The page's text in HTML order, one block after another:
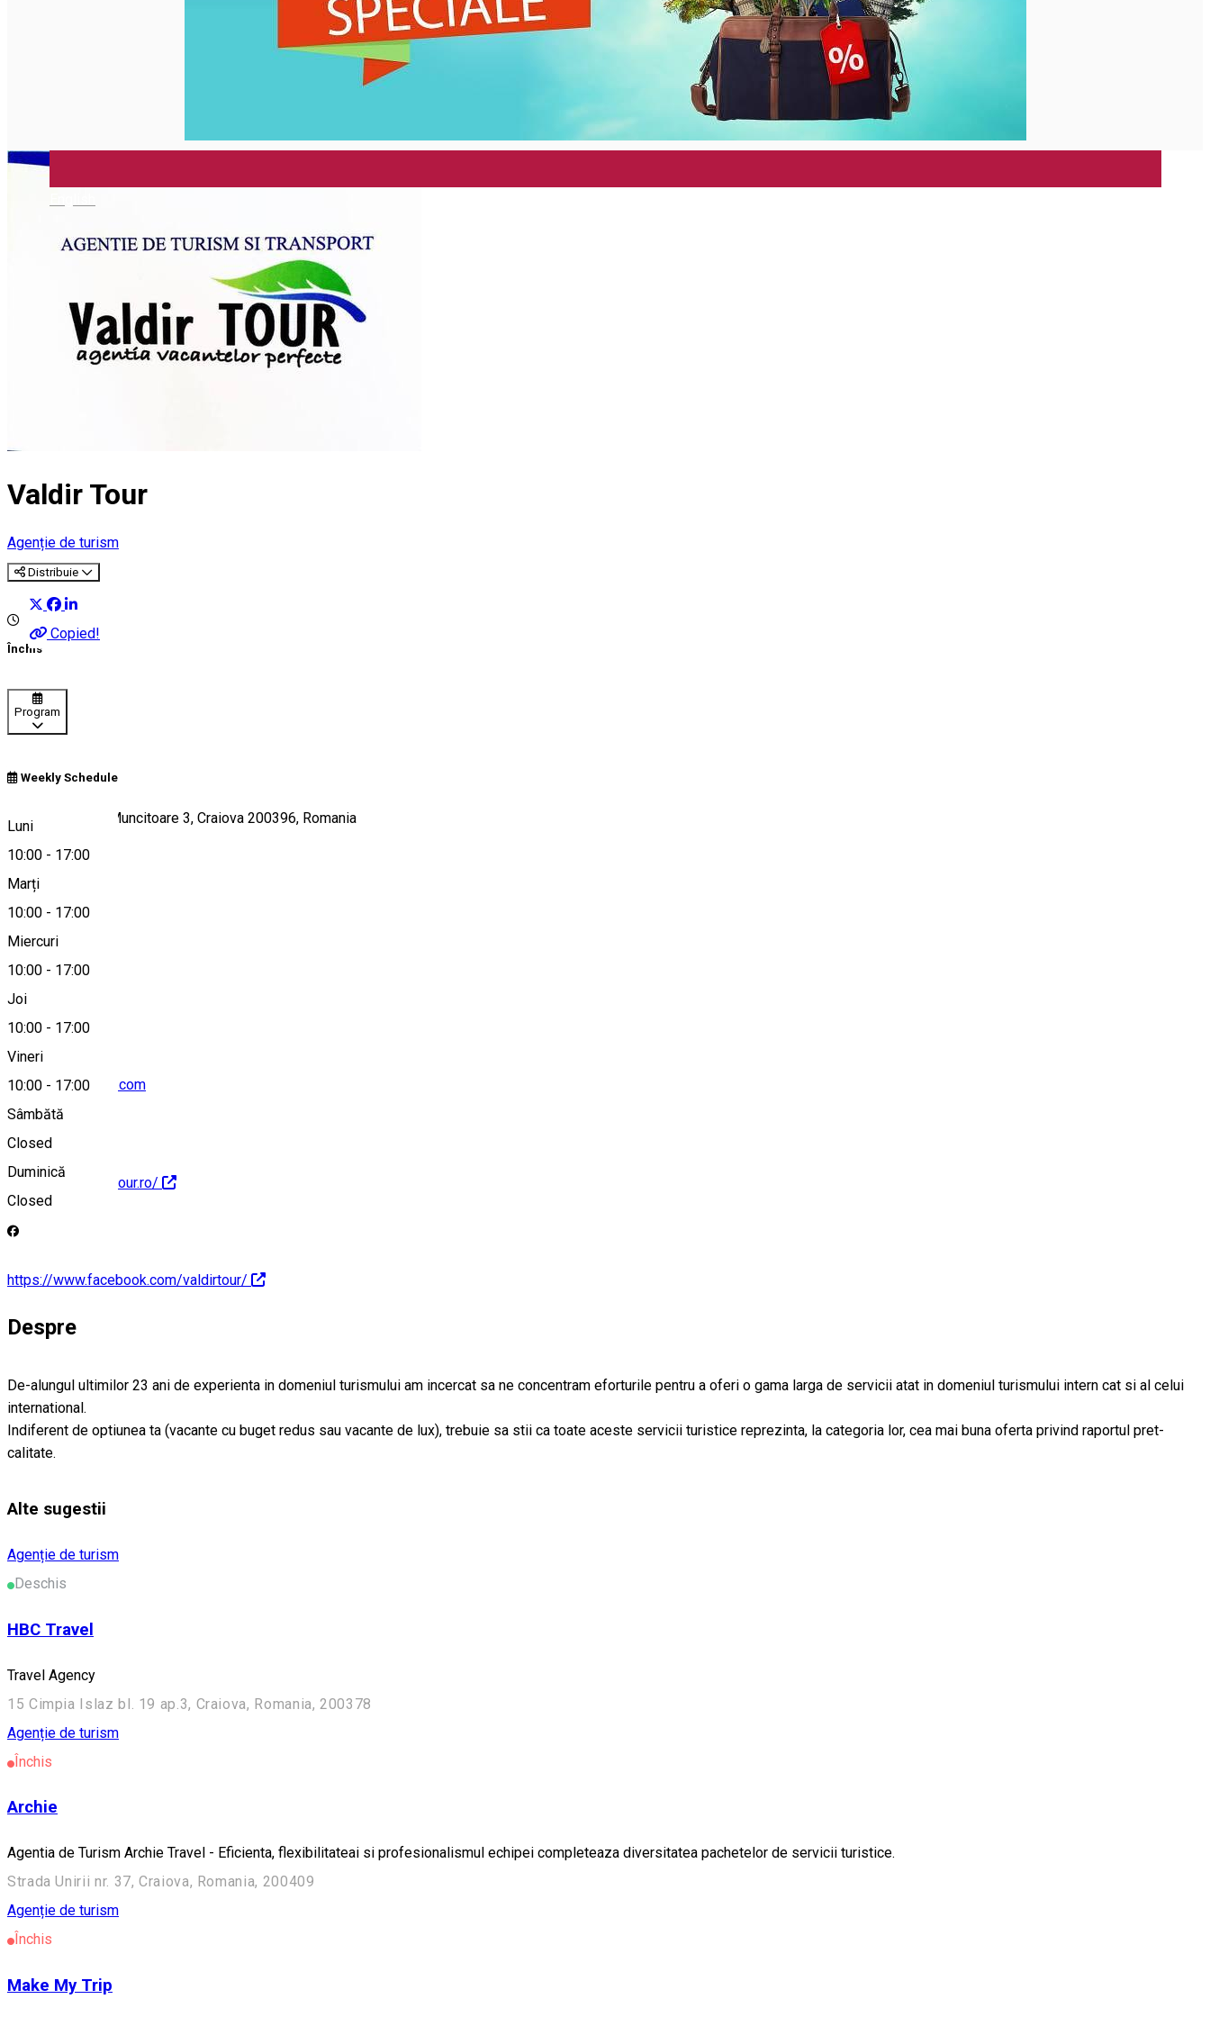
Valdir Tour
Agenție de turism
Distribuie
Copied!
Închis
Program
Weekly Schedule
Luni
10:00 - 17:00
Marți
10:00 - 17:00
Miercuri
10:00 - 17:00
Joi
10:00 - 17:00
Vineri
10:00 - 17:00
Sâmbătă
Closed
Duminică
Closed
Strada România Muncitoare 3, Craiova 200396, Romania
Hartă
valdirtour@yahoo.com
http://www.valdirtour.ro/
https://www.facebook.com/valdirtour/
Despre
De-alungul ultimilor 23 ani de experienta in domeniul turismului am incercat sa ne concentram eforturile pentru a oferi o gama larga de servicii atat in domeniul turismului intern cat si al celui
international.
Indiferent de optiunea ta (vacante cu buget redus sau vacante de lux), trebuie sa stii ca toate aceste servicii turistice reprezinta, la categori­a lor, cea mai buna oferta privind raportul pret-
calitate.
Alte sugestii
Agenție de turism
Deschis
HBC Travel
Travel Agency
15 Cimpia Islaz bl. 19 ap.3, Craiova, Romania, 200378
Agenție de turism
Închis
Archie
Agentia de Turism Archie Travel - Eficienta, flexibilitateai si profesionalismul echipei completeaza diversitatea pachetelor de servicii turistice.
Strada Unirii nr. 37, Craiova, Romania, 200409
Agenție de turism
Închis
Make My Trip